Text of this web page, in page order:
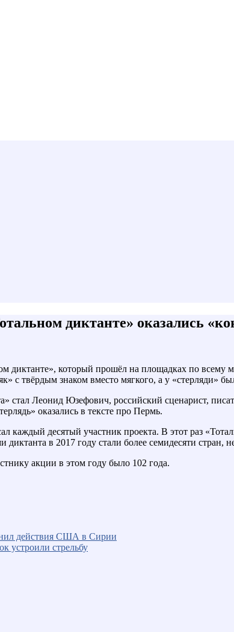
диктанте» оказались
который прошёл на площадках по всему
с твёрдым знаком вместо мягкого, а у «стерляди»
стал Леонид Юзефович, российский сценарист,
оказались в тексте про Пермь.
каждый десятый участник проекта. В этот раз
в 2017 году стали более семидесяти стран,
акции в этом году было 102 года.
действия США в Сирии
устроили стрельбу